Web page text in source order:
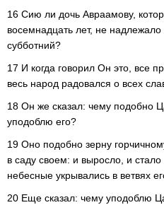
16 Сию ли дочь Авраамову,
восемнадцать лет, не надлежало
субботний?
17 И когда говорил Он это, все
весь народ радовался о всех
18 Он же сказал: чему подобно
уподоблю его?
19 Оно подобно зерну
в саду своем: и выросло, и
небесные укрывались в ветвях
20 Еще сказал: чему уподоблю